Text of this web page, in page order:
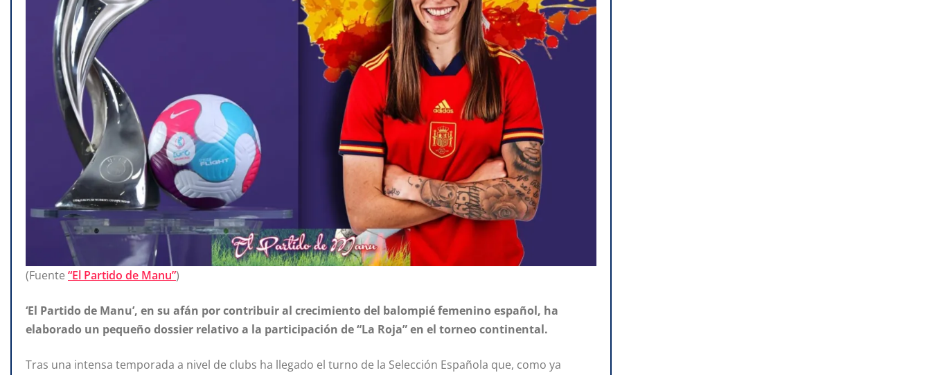
(Fuente “El Partido de Manu”)
‘El Partido de Manu’, en su afán por contribuir al crecimiento del balompié femenino español, ha
elaborado un pequeño dossier relativo a la participación de “La Roja” en el torneo continental.
Tras una intensa temporada a nivel de clubs ha llegado el turno de la Selección Española que, como ya